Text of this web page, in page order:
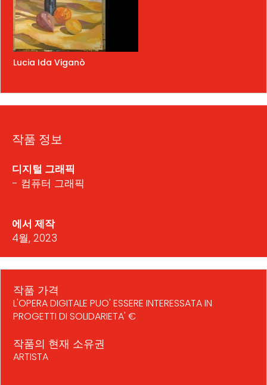
Lucia Ida Viganò
작품 정보
디지털 그래픽
- 컴퓨터 그래픽
에서 제작
4월, 2023
작품 가격
L'OPERA DIGITALE PUO' ESSERE INTERESSATA IN
PROGETTI DI SOLIDARIETA' €
작품의 현재 소유권
ARTISTA